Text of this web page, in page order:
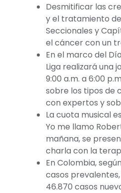
Desmitificar las
y el tratamiento
Seccionales y
el cáncer con un
En el marco del
Liga realizará una
9:00 a.m. a 6:00
sobre los tipos de
con expertos y
La cuota musical
Yo me llamo
mañana, se
charla con la
En Colombia,
casos
46.870 casos